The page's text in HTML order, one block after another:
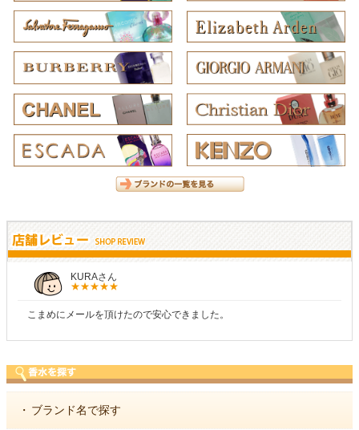
KURAさん
こまめにメールを頂けたので安心できました。
・ ブランド名で探す